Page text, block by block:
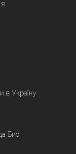
в Україну
Био